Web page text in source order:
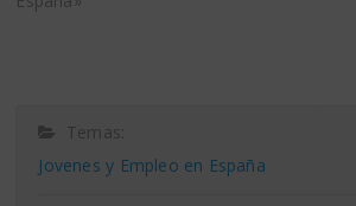
Temas:
Jovenes y Empleo en España